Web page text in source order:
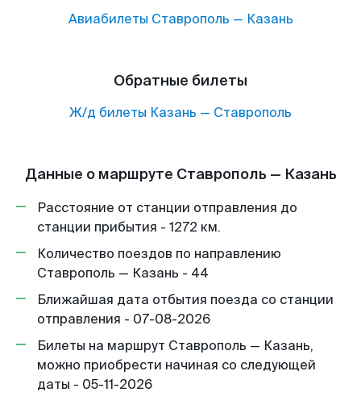
Авиабилеты Ставрополь — Казань
Обратные билеты
Ж/д билеты Казань — Ставрополь
Данные о маршруте Ставрополь — Казань
Расстояние от станции отправления до
станции прибытия - 1272 км.
Количество поездов по направлению
Ставрополь — Казань - 44
Ближайшая дата отбытия поезда со станции
отправления - 07-08-2026
Билеты на маршрут Ставрополь — Казань,
можно приобрести начиная со следующей
даты - 05-11-2026